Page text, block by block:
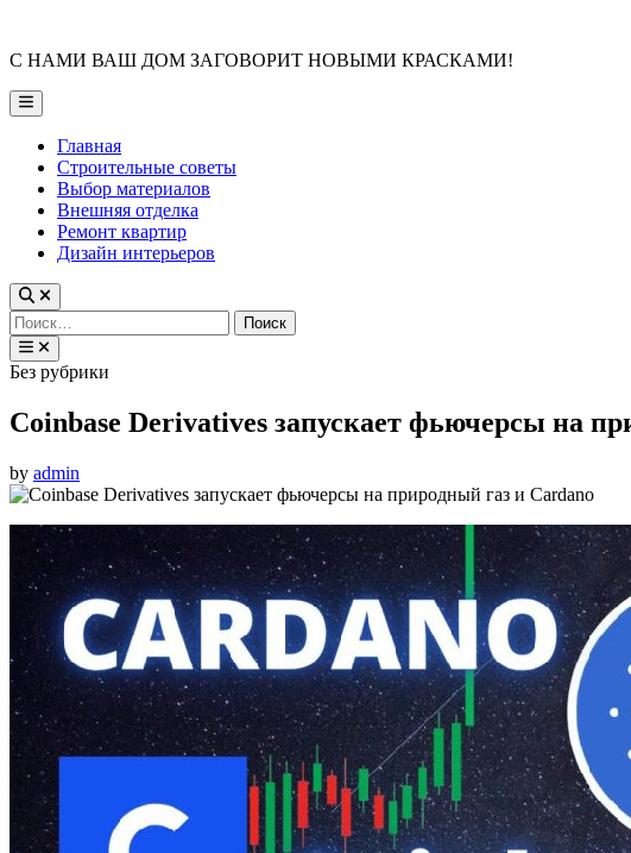
content
С НАМИ ВАШ ДОМ ЗАГОВОРИТ НОВЫМИ КРАСКАМИ!
Main
Menu
Главная
Строительные советы
Выбор материалов
Внешняя отделка
Ремонт квартир
Дизайн интерьеров
Найти:
Posted
Без рубрики
Coinbase Derivatives запускает фьючерсы на
by admin